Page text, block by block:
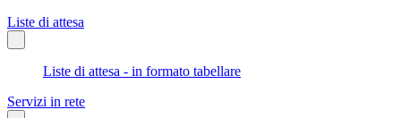
Liste di attesa
Liste di attesa - in formato tabellare
Servizi in rete